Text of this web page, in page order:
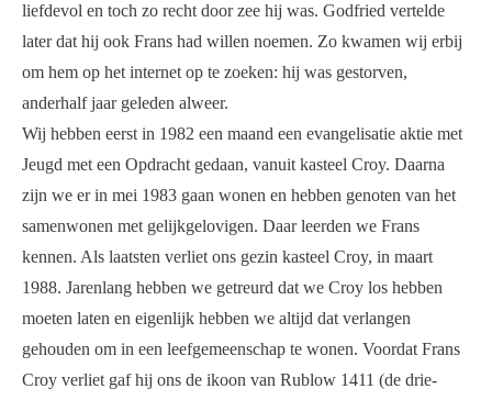
liefdevol en toch zo recht door zee hij was. Godfried vertelde
later dat hij ook Frans had willen noemen. Zo kwamen wij erbij
om hem op het internet op te zoeken: hij was gestorven,
anderhalf jaar geleden alweer.
Wij hebben eerst in 1982 een maand een evangelisatie aktie met
Jeugd met een Opdracht gedaan, vanuit kasteel Croy. Daarna
zijn we er in mei 1983 gaan wonen en hebben genoten van het
samenwonen met gelijkgelovigen. Daar leerden we Frans
kennen. Als laatsten verliet ons gezin kasteel Croy, in maart
1988. Jarenlang hebben we getreurd dat we Croy los hebben
moeten laten en eigenlijk hebben we altijd dat verlangen
gehouden om in een leefgemeenschap te wonen. Voordat Frans
Croy verliet gaf hij ons de ikoon van Rublow 1411 (de drie-